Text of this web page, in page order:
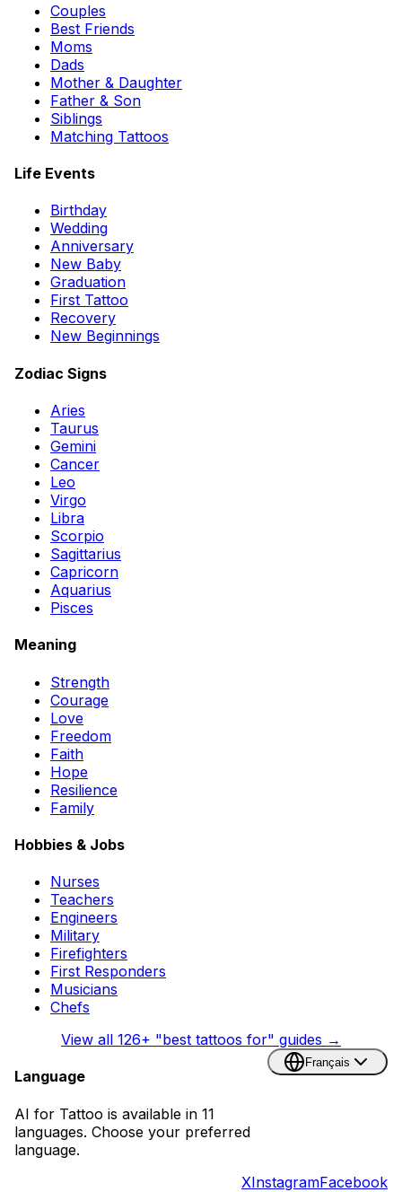
Couples
Best Friends
Moms
Dads
Mother & Daughter
Father & Son
Siblings
Matching Tattoos
Life Events
Birthday
Wedding
Anniversary
New Baby
Graduation
First Tattoo
Recovery
New Beginnings
Zodiac Signs
Aries
Taurus
Gemini
Cancer
Leo
Virgo
Libra
Scorpio
Sagittarius
Capricorn
Aquarius
Pisces
Meaning
Strength
Courage
Love
Freedom
Faith
Hope
Resilience
Family
Hobbies & Jobs
Nurses
Teachers
Engineers
Military
Firefighters
First Responders
Musicians
Chefs
View all 126+ "best tattoos for" guides →
Language
AI for Tattoo is available in 11
languages. Choose your preferred
language.
Français
XInstagramFacebook